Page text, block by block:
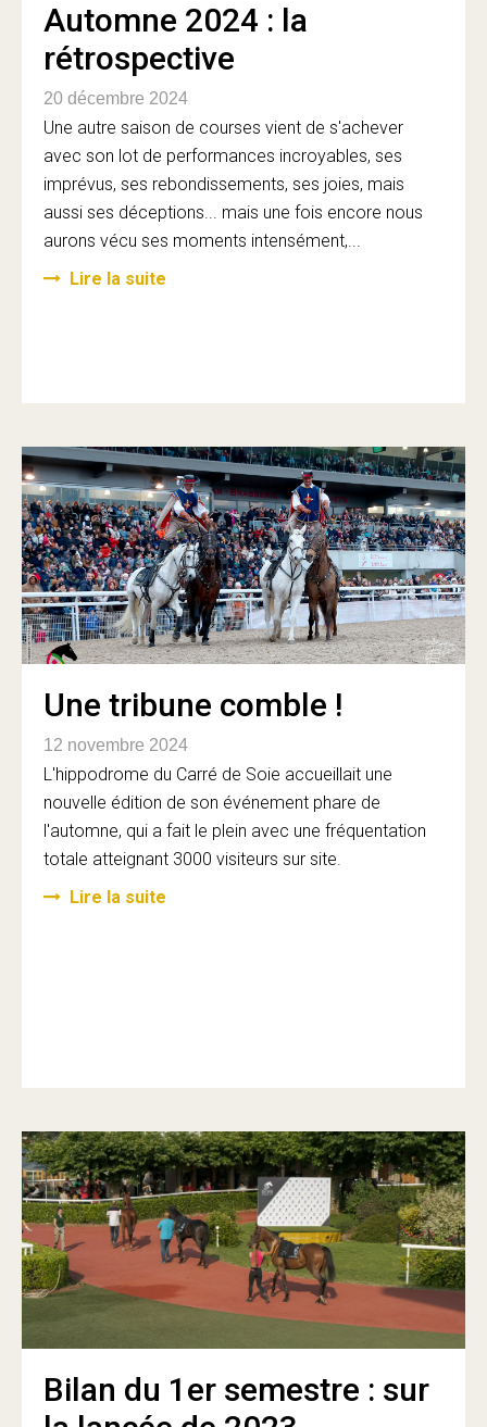
Automne 2024 : la
rétrospective
20 décembre 2024
Une autre saison de courses vient de s'achever
avec son lot de performances incroyables, ses
imprévus, ses rebondissements, ses joies, mais
aussi ses déceptions... mais une fois encore nous
aurons vécu ses moments intensément,...
Lire la suite
Une tribune comble !
12 novembre 2024
L'hippodrome du Carré de Soie accueillait une
nouvelle édition de son événement phare de
l'automne, qui a fait le plein avec une fréquentation
totale atteignant 3000 visiteurs sur site.
Lire la suite
Bilan du 1er semestre : sur